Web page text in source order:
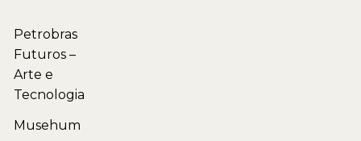
Petrobras
Futuros –
Arte e
Tecnologia
Musehum